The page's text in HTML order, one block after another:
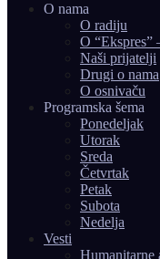
O nama
O radiju
O “Ekspres”
Naši prijatelji
Drugi o nama
O osnivaču
Programska šema
Ponedeljak
Utorak
Sreda
Četvrtak
Petak
Subota
Nedelja
Vesti
Humanitarne